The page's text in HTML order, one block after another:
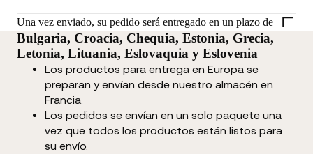
Una vez enviado, su pedido será entregado en un plazo de
Bulgaria, Croacia, Chequia, Estonia, Grecia,
Letonia, Lituania, Eslovaquia y Eslovenia
Los productos para entrega en Europa se
preparan y envían desde nuestro almacén en
Francia.
Los pedidos se envían en un solo paquete una
vez que todos los productos están listos para
su envío.